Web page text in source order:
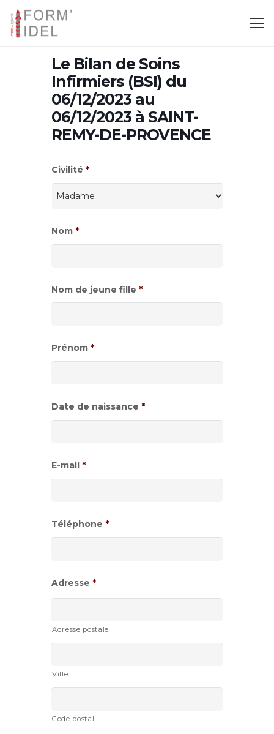
Le Bilan de Soins
Infirmiers (BSI) du
06/12/2023 au
06/12/2023 à SAINT-
REMY-DE-PROVENCE
Civilité *
Nom *
Nom de jeune fille *
Prénom *
Date de naissance *
de
date
MM
E-mail *
Téléphone *
Adresse *
Adresse postale
Ville
Code postal